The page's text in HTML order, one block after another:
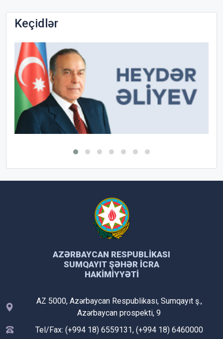
Keçidlər
AZƏRBAYCAN RESPUBLIKASI
SUMQAYIT ŞƏHƏR İCRA
HAKIMIYYƏTI
AZ 5000, Azərbaycan Respublikası, Sumqayıt ş.,
Azərbaycan prospekti, 9
Tel/Fax: (+994 18) 6559131, (+994 18) 6460000